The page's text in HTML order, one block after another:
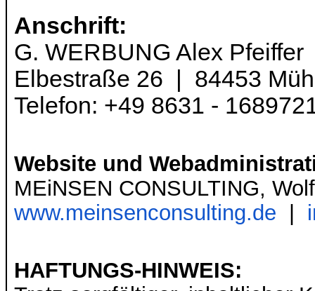
Anschrift:
G. WERBUNG Alex Pfeiffer
Elbestraße 26 | 84453
Telefon: +49 8631 -
Website und
MEiNSEN CONSULTING,
www.meinsenconsulting.de
HAFTUNGS-HINWEIS: